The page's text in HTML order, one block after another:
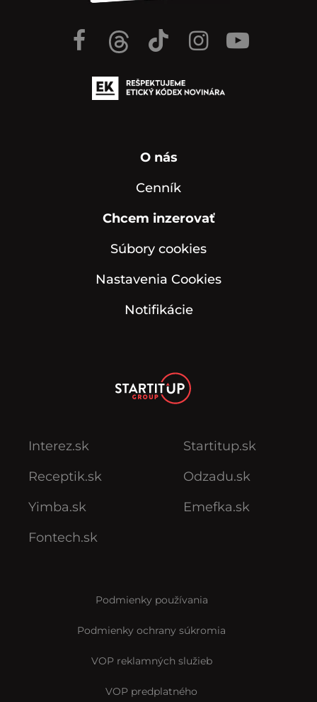
O nás
Cenník
Chcem inzerovať
Súbory cookies
Nastavenia Cookies
Notifikácie
Interez.sk
Receptik.sk
Yimba.sk
Fontech.sk
Startitup.sk
Odzadu.sk
Emefka.sk
Podmienky používania
Podmienky ochrany súkromia
VOP reklamných služieb
VOP predplatného